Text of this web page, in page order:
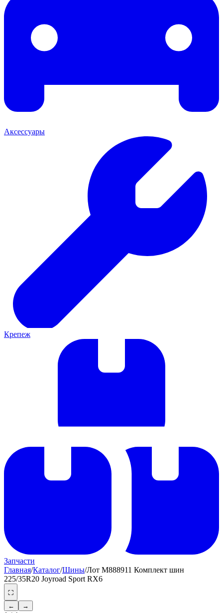
Аксессуары
Крепеж
Запчасти
Главная/Каталог/Шины/Лот M888911 Комплект шин
225/35R20 Joyroad Sport RX6
⛶
←
→